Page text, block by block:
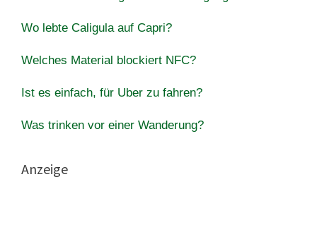
Wo lebte Caligula auf Capri?
Welches Material blockiert NFC?
Ist es einfach, für Uber zu fahren?
Was trinken vor einer Wanderung?
Anzeige